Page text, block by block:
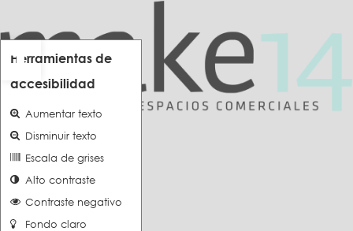
Abrir barra de herramientas
Herramientas de
accesibilidad
Aumentar texto
Disminuir texto
Escala de grises
Alto contraste
Contraste negativo
Fondo claro